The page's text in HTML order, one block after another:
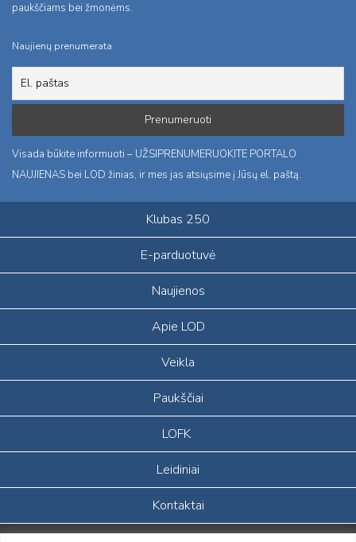
paukščiams bei žmonėms.
Naujienų prenumerata
Visada būkite informuoti – UŽSIPRENUMERUOKITE PORTALO
NAUJIENAS bei LOD žinias, ir mes jas atsiųsime į Jūsų el. paštą.
Klubas 250
E-parduotuvė
Naujienos
Apie LOD
Veikla
Paukščiai
LOFK
Leidiniai
Kontaktai